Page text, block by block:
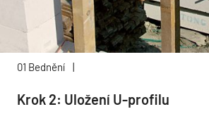
01 Bednění |
Krok 2: Uložení U-profilu